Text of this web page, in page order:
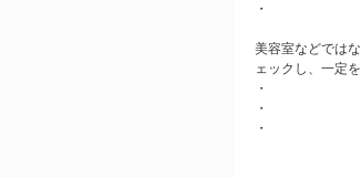
・
美容室などでは
ェックし、一定
・
・
・